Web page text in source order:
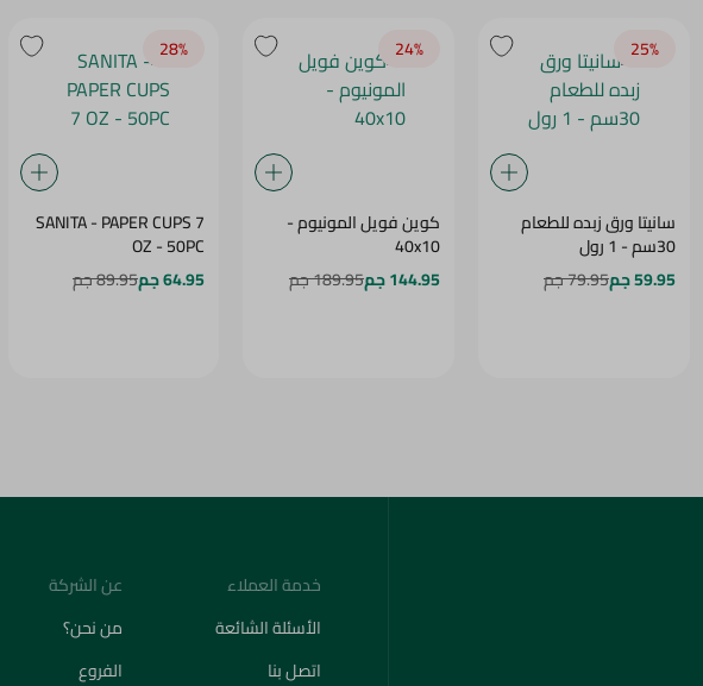
25‎%‎
سانيتا ورق زبده للطعام
30سم - 1 رول
59.95 جم
79.95 جم
24‎%‎
كوين فويل المونيوم -
40x10
144.95 جم
189.95 جم
28‎%‎
SANITA - PAPER CUPS 7
OZ - 50PC
64.95 جم
89.95 جم
خدمة العملاء
الأسئلة الشائعة
اتصل بنا
عن الشركة
من نحن؟
الفروع